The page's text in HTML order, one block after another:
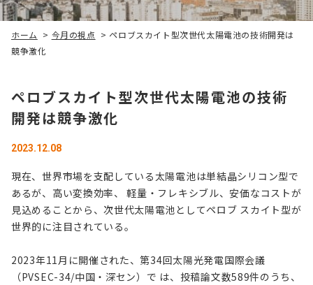
ホーム > 今月の視点 > ペロブスカイト型次世代太陽電池の技術開発は
競争激化
ペロブスカイト型次世代太陽電池の技術
開発は競争激化
2023.12.08
現在、世界市場を支配している太陽電池は単結晶シリコン型で
あるが、高い変換効率、 軽量・フレキシブル、安価なコストが
見込めることから、次世代太陽電池としてペロブ スカイト型が
世界的に注目されている。
2023年11月に開催された、第34回太陽光発電国際会議
（PVSEC-34/中国・深セン）で は、投稿論文数589件のうち、